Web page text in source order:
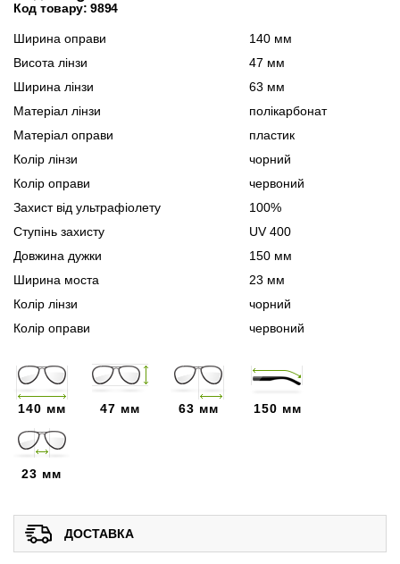
Код товару: 9894
Ширина оправи
140 мм
Висота лінзи
47 мм
Ширина лінзи
63 мм
Матеріал лінзи
полікарбонат
Матеріал оправи
пластик
Колір лінзи
чорний
Колір оправи
червоний
Захист від ультрафіолету
100%
Ступінь захисту
UV 400
Довжина дужки
150 мм
Ширина моста
23 мм
Колір лінзи
чорний
Колір оправи
червоний
140 мм 47 мм 63 мм 150 мм
23 мм
ДОСТАВКА